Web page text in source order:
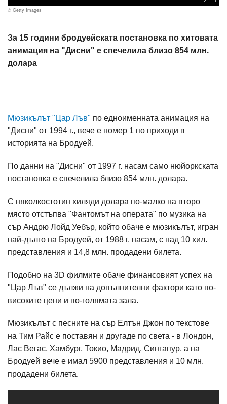
© Getty Images
За 15 години бродуейската постановка по хитовата
анимация на "Дисни" е спечелила близо 854 млн.
долара
Мюзикълът "Цар Лъв" по едноименната анимация на
"Дисни" от 1994 г., вече е номер 1 по приходи в
историята на Бродуей.
По данни на "Дисни" от 1997 г. насам само нюйоркската
постановка е спечелила близо 854 млн. долара.
С няколкостотин хиляди долара по-малко на второ
място отстъпва "Фантомът на операта" по музика на
сър Андрю Лойд Уебър, който обаче е мюзикълът, игран
най-дълго на Бродуей, от 1988 г. насам, с над 10 хил.
представления и 14,8 млн. продадени билета.
Подобно на 3D филмите обаче финансовият успех на
"Цар Лъв" се дължи на допълнителни фактори като по-
високите цени и по-голямата зала.
Мюзикълът с песните на сър Елтън Джон по текстове
на Тим Райс е поставян и другаде по света - в Лондон,
Лас Вегас, Хамбург, Токио, Мадрид, Сингапур, а на
Бродуей вече е имал 5900 представления и 10 млн.
продадени билета.